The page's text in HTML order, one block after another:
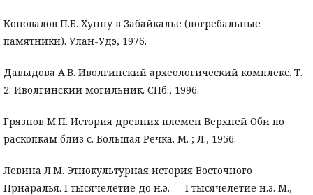
Коновалов П.Б. Хунну в Забайкалье (погребальные
памятники). Улан-Удэ, 1976.
Давыдова А.В. Иволгинский археологический комплекс. Т.
2: Иволгинский могильник. СПб., 1996.
Грязнов М.П. История древних племен Верхней Оби по
раскопкам близ с. Большая Речка. М. ; Л., 1956.
Левина Л.М. Этнокультурная история Восточного
Приаралья. I тысячелетие до н.э. — I тысячелетие н.э. М.,